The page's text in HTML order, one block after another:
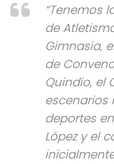
“Tenemos
de
Gimnasia,
de
Quindío, el
escenarios
deportes
López y el